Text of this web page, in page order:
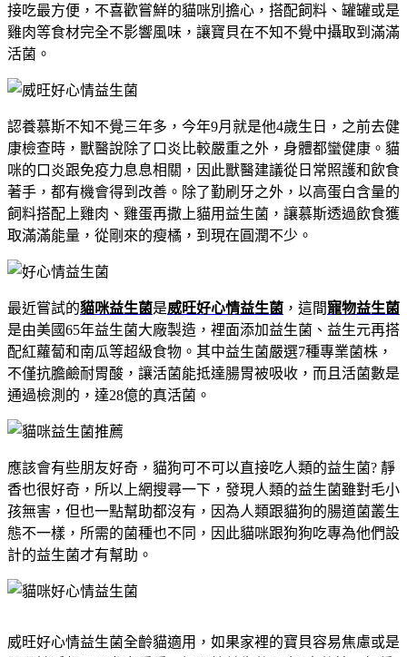
接吃最方便，不喜歡嘗鮮的貓咪別擔心，搭配飼料、罐罐或是
雞肉等食材完全不影響風味，讓寶貝在不知不覺中攝取到滿滿
活菌。
認養慕斯不知不覺三年多，今年9月就是他4歲生日，之前去健
康檢查時，獸醫說除了口炎比較嚴重之外，身體都蠻健康。貓
咪的 口炎跟免疫力息息相關，因此獸醫建議從日常照護和飲食
著手，都有機會得到改善。除了勤刷牙之外，以高蛋白含量的
飼料搭配上雞肉、雞蛋再撒上貓用益生菌，讓慕斯透過飲食獲
取滿滿能量，從剛來的瘦橘，到現在圓潤不少。
最近嘗試的貓咪益生菌是威旺好心情益生菌 ，這間寵物益生菌
是由美國65年益生菌大廠製造，裡面添加益生菌、益生元再搭
配紅蘿蔔和南瓜等超級食物。其中益生菌嚴選7種專業菌株，
不僅抗膽鹼耐胃酸，讓活菌能抵達腸胃被吸收，而且活菌數是
通過檢測的，達28億的真活菌。
應該會有些朋友好奇，貓狗可不可以直接吃人類的益生菌? 靜
香也很好奇，所以上網搜尋一下，發現人類的益生菌雖對毛小
孩無害，但也一點幫助都沒有，因為人類跟貓狗的腸道菌叢生
態不一樣，所需的菌種也不同，因此貓咪跟狗狗吃專為他們設
計的益生菌才有幫助。
威旺好心情益生菌全齡貓適用，如果家裡的寶貝容易焦慮或是